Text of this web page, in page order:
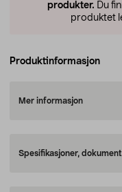
produkter. Du
produktet
Produktinformasjon
Mer informasjon
Spesifikasjoner,